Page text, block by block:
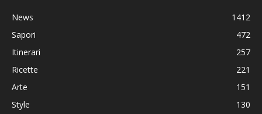
News
1412
Sapori
472
Itinerari
257
Ricette
221
Arte
151
Style
130